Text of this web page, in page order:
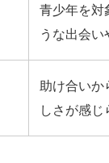
青少年を対
うな出会
助け合いか
しさが感じ